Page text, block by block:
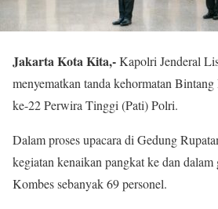
Jakarta Kota Kita,-Kapolri Jenderal
menyematkan tanda kehormatan
ke-22 Perwira Tinggi (Pati) Polri.
Dalam proses upacara di Gedung
kegiatan kenaikan pangkat ke dan
Kombes sebanyak 69 personel.